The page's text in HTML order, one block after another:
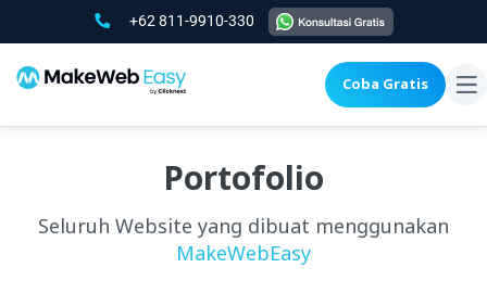
+62 811-9910-330
Coba Gratis
Portofolio
Seluruh Website yang dibuat menggunakan
MakeWebEasy